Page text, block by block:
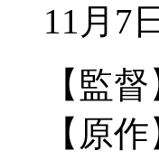
11月7
【監
【原